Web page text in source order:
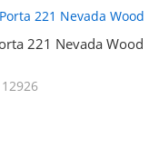
221 Nevada Wood
12926